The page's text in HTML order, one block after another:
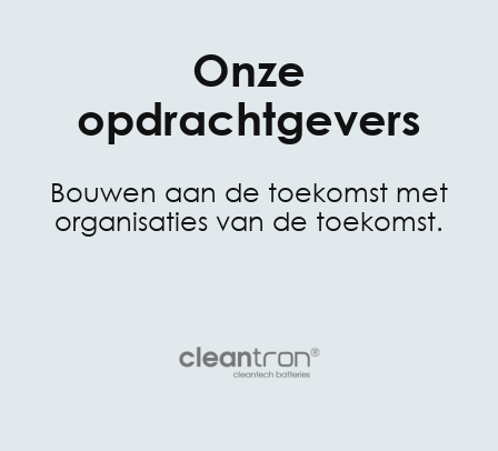
Onze
opdrachtgevers
Bouwen aan de toekomst met
organisaties van de toekomst.